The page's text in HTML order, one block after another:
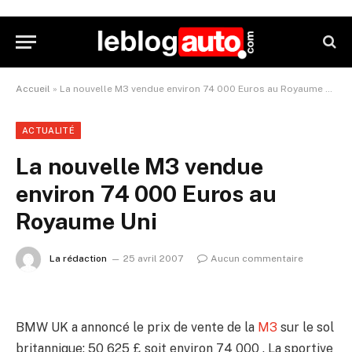
Accueil » La nouvelle M3 vendue environ 74 000 Euros au Royaume Uni
ACTUALITÉ
La nouvelle M3 vendue
environ 74 000 Euros au
Royaume Uni
La rédaction 25 avril 2007 Aucun commentaire
BMW UK a annoncé le prix de vente de la M3 sur le sol
britannique: 50 625 £ soit environ 74 000 . La sportive